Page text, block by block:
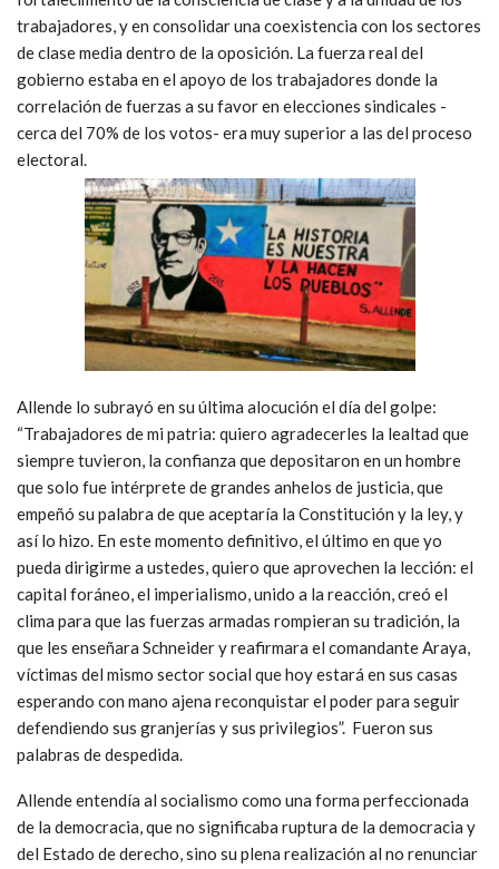
trabajadores, y en consolidar una coexistencia con los sectores
de clase media dentro de la oposición. La fuerza real del
gobierno estaba en el apoyo de los trabajadores donde la
correlación de fuerzas a su favor en elecciones sindicales -
cerca del 70% de los votos- era muy superior a las del proceso
electoral.
Allende lo subrayó en su última alocución el día del golpe:
“Trabajadores de mi patria: quiero agradecerles la lealtad que
siempre tuvieron, la confianza que depositaron en un hombre
que solo fue intérprete de grandes anhelos de justicia, que
empeñó su palabra de que aceptaría la Constitución y la ley, y
así lo hizo. En este momento definitivo, el último en que yo
pueda dirigirme a ustedes, quiero que aprovechen la lección: el
capital foráneo, el imperialismo, unido a la reacción, creó el
clima para que las fuerzas armadas rompieran su tradición, la
que les enseñara Schneider y reafirmara el comandante Araya,
víctimas del mismo sector social que hoy estará en sus casas
esperando con mano ajena reconquistar el poder para seguir
defendiendo sus granjerías y sus privilegios”. Fueron sus
palabras de despedida.
Allende entendía al socialismo como una forma perfeccionada
de la democracia, que no significaba ruptura de la democracia y
del Estado de derecho, sino su plena realización al no renunciar